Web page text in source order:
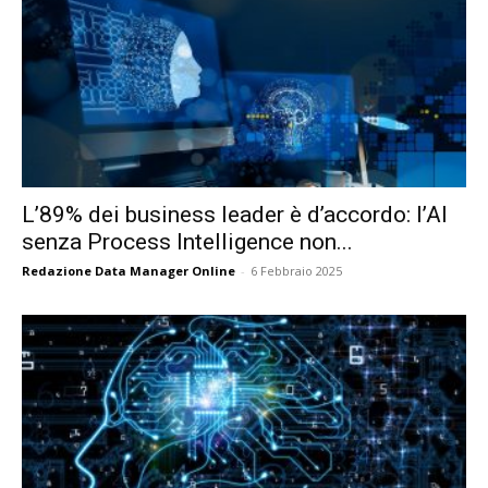
L’89% dei business leader è d’accordo: l’AI
senza Process Intelligence non...
Redazione Data Manager Online - 6 Febbraio 2025